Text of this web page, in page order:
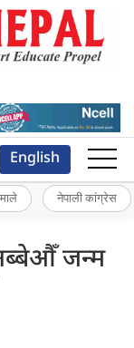
English
नेपाली कांग्रेस
जन्म